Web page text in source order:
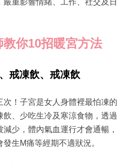
重影響情緒、工作、社交及日
教你10招暖宮方法
戒凍飲、戒凍飲
！子宮是女人身體裡最怕凍的
、少吃生冷及寒涼食物，透過
少，體內氣血運行才會通暢，
生M痛等經期不適狀況。